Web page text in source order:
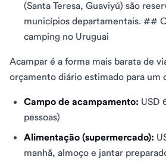
(Santa Teresa, Guaviyú) são
municípios departamentais. ##
camping no Uruguai
Acampar é a forma mais barata de
orçamento diário estimado para um
Campo de acampamento: USD
pessoas)
Alimentação (supermercado):
manhã, almoço e jantar